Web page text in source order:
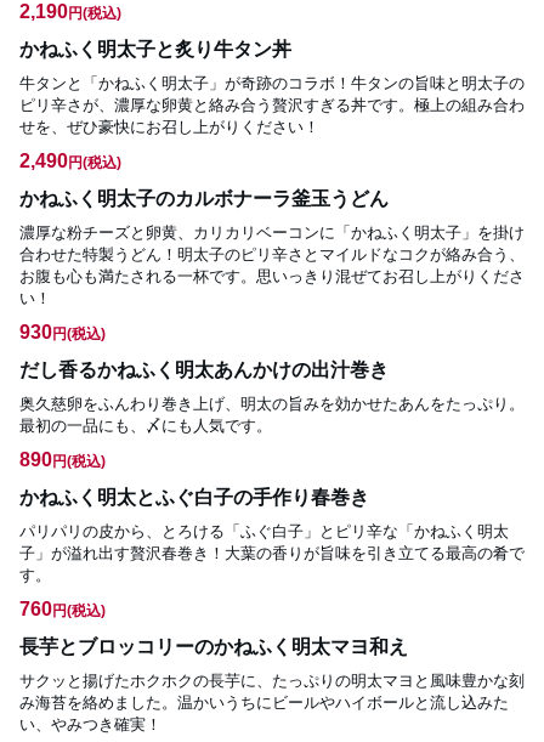
2,190円(税込)
かねふく明太子と炙り牛タン丼
牛タンと「かねふく明太子」が奇跡のコラボ！牛タンの旨味と明太子の
ピリ辛さが、濃厚な卵黄と絡み合う贅沢すぎる丼です。極上の組み合わ
せを、ぜひ豪快にお召し上がりください！
2,490円(税込)
かねふく明太子のカルボナーラ釜玉うどん
濃厚な粉チーズと卵黄、カリカリベーコンに「かねふく明太子」を掛け
合わせた特製うどん！明太子のピリ辛さとマイルドなコクが絡み合う、
お腹も心も満たされる一杯です。思いっきり混ぜてお召し上がりくださ
い！
930円(税込)
だし香るかねふく明太あんかけの出汁巻き
奥久慈卵をふんわり巻き上げ、明太の旨みを効かせたあんをたっぷり。
最初の一品にも、〆にも人気です。
890円(税込)
かねふく明太とふぐ白子の手作り春巻き
パリパリの皮から、とろける「ふぐ白子」とピリ辛な「かねふく明太
子」が溢れ出す贅沢春巻き！大葉の香りが旨味を引き立てる最高の肴で
す。
760円(税込)
長芋とブロッコリーのかねふく明太マヨ和え
サクッと揚げたホクホクの長芋に、たっぷりの明太マヨと風味豊かな刻
み海苔を絡めました。温かいうちにビールやハイボールと流し込みた
い、やみつき確実！